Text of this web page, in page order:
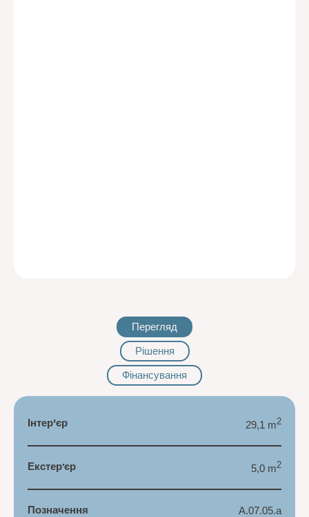
Перегляд
Рішення
Фінансування
Інтер’єр 29,1 m2
Екстер'єр 5,0 m2
Позначення A.07.05.a